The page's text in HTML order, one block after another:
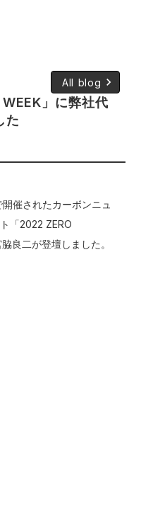
All blog keyboard_arrow_right
」に弊社代
た
催されたカーボンニュ
「2022 ZERO
良二が登壇しました。